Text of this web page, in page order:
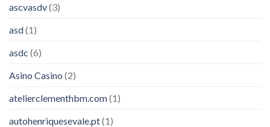
ascvasdv(3)
asd(1)
asdc (6)
Asino Casino (2)
atelierclementhbm.com(1)
autohenriquesevale.pt(1)